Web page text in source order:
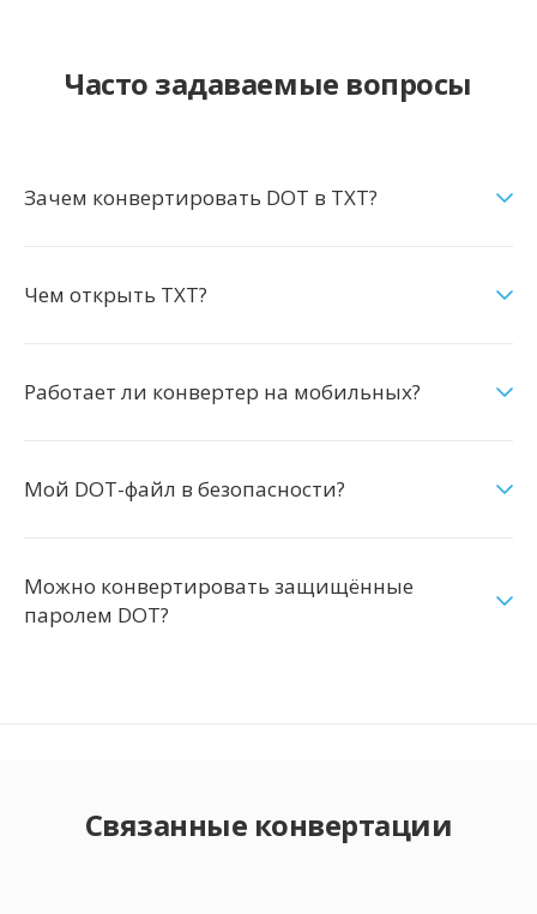
Часто задаваемые вопросы
Зачем конвертировать DOT в TXT?
Чем открыть TXT?
Работает ли конвертер на мобильных?
Мой DOT-файл в безопасности?
Можно конвертировать защищённые
паролем DOT?
Связанные конвертации